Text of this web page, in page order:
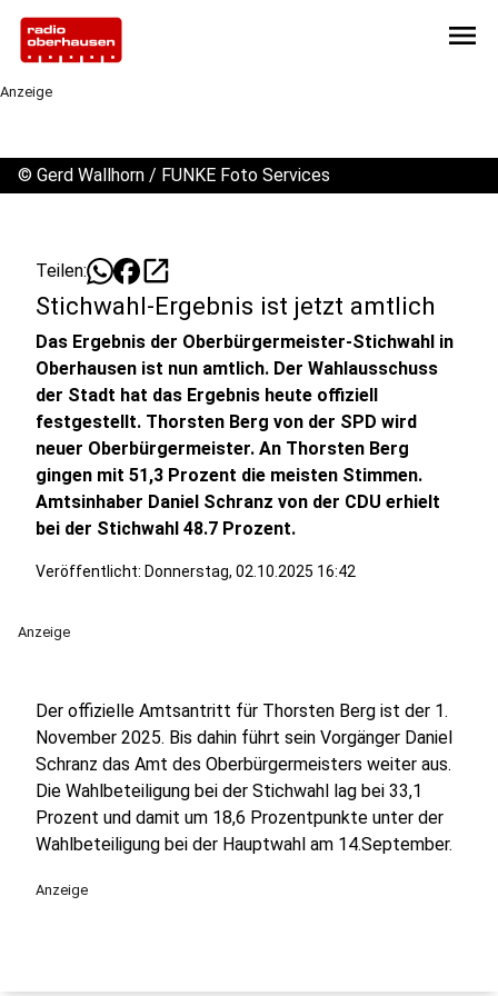
menu
Anzeige
© Gerd Wallhorn / FUNKE Foto Services
Teilen: open_in_new
Stichwahl-Ergebnis ist jetzt amtlich
Das Ergebnis der Oberbürgermeister-Stichwahl in
Oberhausen ist nun amtlich. Der Wahlausschuss
der Stadt hat das Ergebnis heute offiziell
festgestellt. Thorsten Berg von der SPD wird
neuer Oberbürgermeister. An Thorsten Berg
gingen mit 51,3 Prozent die meisten Stimmen.
Amtsinhaber Daniel Schranz von der CDU erhielt
bei der Stichwahl 48.7 Prozent.
Veröffentlicht: Donnerstag, 02.10.2025 16:42
Anzeige
Der offizielle Amtsantritt für Thorsten Berg ist der 1.
November 2025. Bis dahin führt sein Vorgänger Daniel
Schranz das Amt des Oberbürgermeisters weiter aus.
Die Wahlbeteiligung bei der Stichwahl lag bei 33,1
Prozent und damit um 18,6 Prozentpunkte unter der
Wahlbeteiligung bei der Hauptwahl am 14.September.
Anzeige